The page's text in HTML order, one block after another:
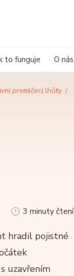
to funguje O nás
promlčecí lhůty
3 minuty čtení
hradil pojistné
uzavřením